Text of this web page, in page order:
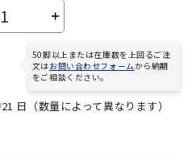
＋
50脚以上または在庫数を上回るご注
文はお問い合わせフォームから納期
をご相談ください。
21 日（数量によって異なります）